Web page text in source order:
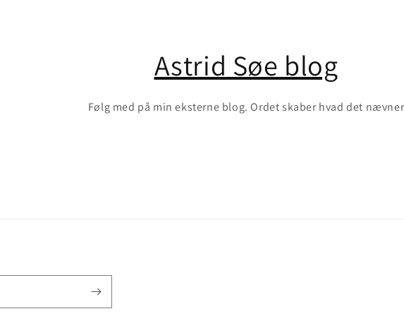
Astrid Søe blog
Følg med på min eksterne blog. Ordet skaber hvad det nævner